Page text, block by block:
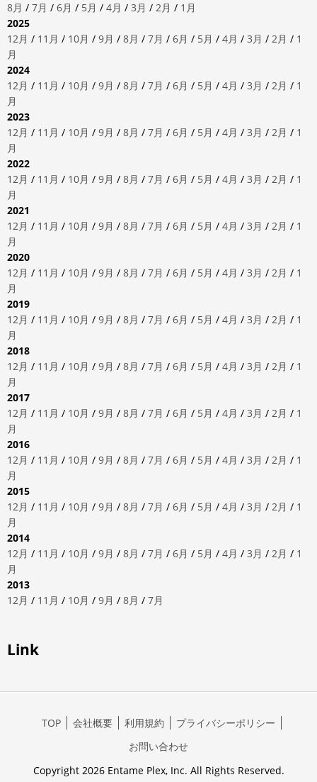
8月 / 7月 / 6月 / 5月 / 4月 / 3月 / 2月 / 1月
2025
12月 / 11月 / 10月 / 9月 / 8月 / 7月 / 6月 / 5月 / 4月 / 3月 / 2月 / 1
月
2024
12月 / 11月 / 10月 / 9月 / 8月 / 7月 / 6月 / 5月 / 4月 / 3月 / 2月 / 1
月
2023
12月 / 11月 / 10月 / 9月 / 8月 / 7月 / 6月 / 5月 / 4月 / 3月 / 2月 / 1
月
2022
12月 / 11月 / 10月 / 9月 / 8月 / 7月 / 6月 / 5月 / 4月 / 3月 / 2月 / 1
月
2021
12月 / 11月 / 10月 / 9月 / 8月 / 7月 / 6月 / 5月 / 4月 / 3月 / 2月 / 1
月
2020
12月 / 11月 / 10月 / 9月 / 8月 / 7月 / 6月 / 5月 / 4月 / 3月 / 2月 / 1
月
2019
12月 / 11月 / 10月 / 9月 / 8月 / 7月 / 6月 / 5月 / 4月 / 3月 / 2月 / 1
月
2018
12月 / 11月 / 10月 / 9月 / 8月 / 7月 / 6月 / 5月 / 4月 / 3月 / 2月 / 1
月
2017
12月 / 11月 / 10月 / 9月 / 8月 / 7月 / 6月 / 5月 / 4月 / 3月 / 2月 / 1
月
2016
12月 / 11月 / 10月 / 9月 / 8月 / 7月 / 6月 / 5月 / 4月 / 3月 / 2月 / 1
月
2015
12月 / 11月 / 10月 / 9月 / 8月 / 7月 / 6月 / 5月 / 4月 / 3月 / 2月 / 1
月
2014
12月 / 11月 / 10月 / 9月 / 8月 / 7月 / 6月 / 5月 / 4月 / 3月 / 2月 / 1
月
2013
12月 / 11月 / 10月 / 9月 / 8月 / 7月
Link
TOP 会社概要 利用規約
プライバシーポリシー
お問い合わせ
Copyright 2026 Entame Plex, Inc. All Rights Reserved.